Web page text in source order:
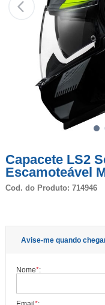
Capacete LS2
Escamoteável
Cod. do Produto: 714946
Avise-me quando
Nome*: